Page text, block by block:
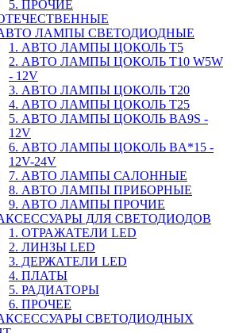
5. ПРОЧИЕ
АВТО ЛАМПЫ СВЕТОДИОДНЫЕ
1. АВТО ЛАМПЫ ЦОКОЛЬ T5
2. АВТО ЛАМПЫ ЦОКОЛЬ T10 W5W
- 12V
3. АВТО ЛАМПЫ ЦОКОЛЬ T20
4. АВТО ЛАМПЫ ЦОКОЛЬ T25
5. АВТО ЛАМПЫ ЦОКОЛЬ BA9S -
12V
6. АВТО ЛАМПЫ ЦОКОЛЬ BA*15 -
12V-24V
7. АВТО ЛАМПЫ САЛОННЫЕ
8. АВТО ЛАМПЫ ПРИБОРНЫЕ
9. АВТО ЛАМПЫ ПРОЧИЕ
АКСЕССУАРЫ ДЛЯ СВЕТОДИОДОВ
1. ОТРАЖАТЕЛИ LED
2. ЛИНЗЫ LED
3. ДЕРЖАТЕЛИ LED
4. ПЛАТЫ
5. РАДИАТОРЫ
6. ПРОЧЕЕ
АКСЕССУАРЫ СВЕТОДИОДНЫХ